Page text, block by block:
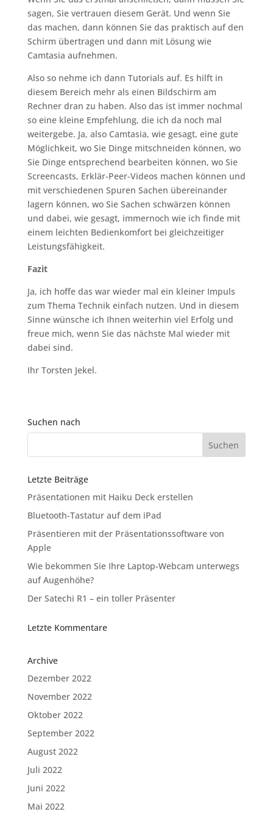
sagen, Sie vertrauen diesem Gerät. Und wenn Sie
das machen, dann können Sie das praktisch auf den
Schirm übertragen und dann mit Lösung wie
Camtasia aufnehmen.
Also so nehme ich dann Tutorials auf. Es hilft in
diesem Bereich mehr als einen Bildschirm am
Rechner dran zu haben. Also das ist immer nochmal
so eine kleine Empfehlung, die ich da noch mal
weitergebe. Ja, also Camtasia, wie gesagt, eine gute
Möglichkeit, wo Sie Dinge mitschneiden können, wo
Sie Dinge entsprechend bearbeiten können, wo Sie
Screencasts, Erklär-Peer-Videos machen können und
mit verschiedenen Spuren Sachen übereinander
lagern können, wo Sie Sachen schwärzen können
und dabei, wie gesagt, immernoch wie ich finde mit
einem leichten Bedienkomfort bei gleichzeitiger
Leistungsfähigkeit.
Fazit
Ja, ich hoffe das war wieder mal ein kleiner Impuls
zum Thema Technik einfach nutzen. Und in diesem
Sinne wünsche ich Ihnen weiterhin viel Erfolg und
freue mich, wenn Sie das nächste Mal wieder mit
dabei sind.
Ihr Torsten Jekel.
Suchen nach
Letzte Beiträge
Präsentationen mit Haiku Deck erstellen
Bluetooth-Tastatur auf dem iPad
Präsentieren mit der Präsentationssoftware von
Apple
Wie bekommen Sie Ihre Laptop-Webcam unterwegs
auf Augenhöhe?
Der Satechi R1 – ein toller Präsenter
Letzte Kommentare
Archive
Dezember 2022
November 2022
Oktober 2022
September 2022
August 2022
Juli 2022
Juni 2022
Mai 2022